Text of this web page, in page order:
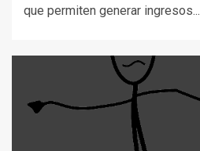
que permiten generar ingresos...